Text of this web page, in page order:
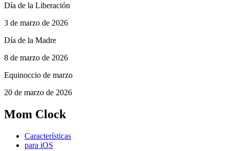
Día de la Liberación
3 de marzo de 2026
Día de la Madre
8 de marzo de 2026
Equinoccio de marzo
20 de marzo de 2026
Mom Clock
Características
para iOS